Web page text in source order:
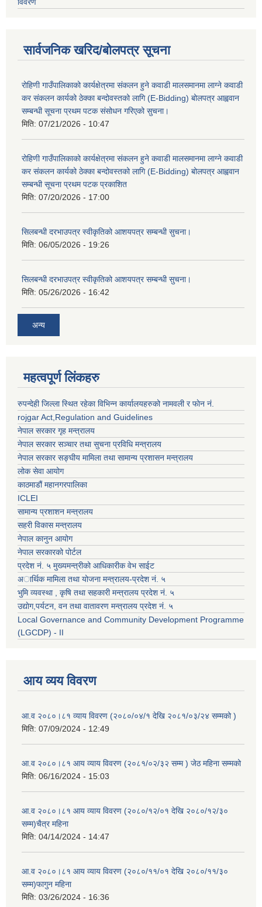
सार्वजनिक खरिद/बोलपत्र सूचना
रोहिणी गाउँपालिकाको कार्यक्षेत्रमा संकलन हुने कवाडी मालसमानमा लाग्ने कवाडी
कर संकलन कार्यको ठेक्का बन्दोवस्तको लागि (E-Bidding) बोलपत्र आह्ववान
सम्बन्धी सूचना प्रथम पटक संसोधन गरिएको सुचना।
मिति: 07/21/2026 - 10:47
रोहिणी गाउँपालिकाको कार्यक्षेत्रमा संकलन हुने कवाडी मालसमानमा लाग्ने कवाडी
कर संकलन कार्यको ठेक्का बन्दोवस्तको लागि (E-Bidding) बोलपत्र आह्ववान
सम्बन्धी सूचना प्रथम पटक प्रकाशित
मिति: 07/20/2026 - 17:00
सिलबन्धी दरभाउपत्र स्वीकृतिको आशयपत्र सम्बन्धी सुचना।
मिति: 06/05/2026 - 19:26
सिलबन्धी दरभाउपत्र स्वीकृतिको आशयपत्र सम्बन्धी सुचना।
मिति: 05/26/2026 - 16:42
अन्य
महत्वपूर्ण लिंकहरु
रुपन्देही जिल्ला स्थित रहेका विभिन्न कार्यालयहरुको नामवली र फाेन न‌ं.
rojgar Act,Regulation and Guidelines
नेपाल सरकार गृह मन्त्रालय
नेपाल सरकार सञ्चार तथा सुचना प्रविधि मन्त्रालय
नेपाल सरकार सङ्घीय मामिला तथा सामान्य प्रशासन मन्त्रालय
लोक सेवा आयोग
काठमाडौं महानगरपालिका
ICLEI
सामान्य प्रशाशन मन्त्रालय
सहरी विकास मन्त्रालय
नेपाल कानुन आयोग
नेपाल सरकारको पोर्टल
प्रदेश नं. ५ मुख्यमन्त्रीको आधिकारीक वेभ साईट
अार्थिक मामिला तथा योजना मन्त्रालय-प्रदेश नं. ५
भुमि व्यवस्था , कृषि तथा सहकारी मन्त्रालय प्रदेश नं. ५
उद्याेग,पर्यटन, वन तथा वातावरण मन्त्रालय प्रदेश नं. ५
Local Governance and Community Development Programme
(LGCDP) - II
आय व्यय विवरण
आ.व २०८०।८१ व्याय विवरण (२०८०/०४/१ देखि २०८१/०३/२४ सम्मको )
मिति: 07/09/2024 - 12:49
आ.व २०८०।८१ आय व्याय विवरण (२०८१/०२/३२ सम्म ) जेठ महिना सम्मको
मिति: 06/16/2024 - 15:03
आ.व २०८०।८१ आय व्याय विवरण (२०८०/१२/०१ देखि २०८०/१२/३०
सम्म)चैत्र महिना
मिति: 04/14/2024 - 14:47
आ.व २०८०।८१ आय व्याय विवरण (२०८०/११/०१ देखि २०८०/११/३०
सम्म)फागुन महिना
मिति: 03/26/2024 - 16:36